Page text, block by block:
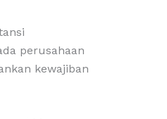
perusahaan
kewajiban